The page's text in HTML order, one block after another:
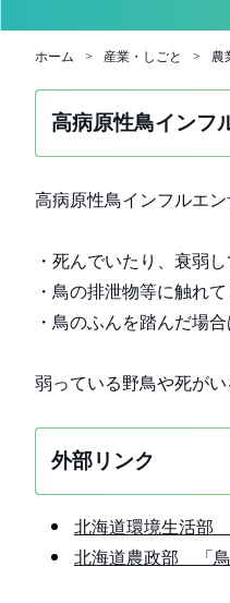
ホーム 産業・しごと 農
高病原性鳥インフ
高病原性鳥インフルエ
・死んでいたり、衰弱
・鳥の排泄物等に触れ
・鳥のふんを踏んだ場
弱っている野鳥や死が
外部リンク
北海道環境生活部
北海道農政部 「鳥